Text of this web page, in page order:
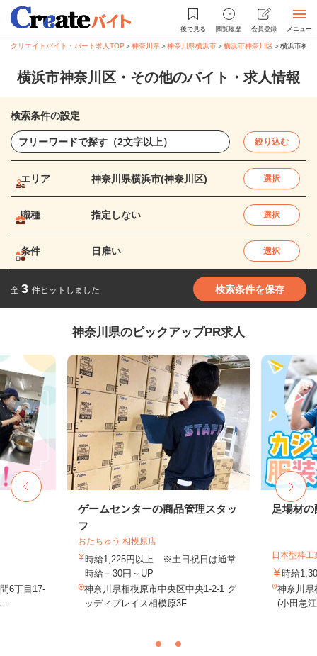
後で見る 閲覧履歴 会員登録 メニュー
クリエイトバイト・パート求人TOP ＞神奈川県＞神奈川県横浜市＞横浜市神奈川区＞横浜市神
横浜市神奈川区・その他のバイト・求人情報
検索条件の設定
絞り込む
エリア 神奈川県横浜市(神奈川区) 選択
職種 指定しない 選択
条件 日雇い 選択
全 3 件ヒットしました 検索条件を保存
神奈川県のピックアップPR求人
6丁目17-
ゲームセンターの商品管理スタッ
フ
おたちゅう 相模原店
時給1,225円以上 ※土日祝日は通常
時給＋30円～UP
神奈川県相模原市中央区中央1-2-1 グ
ッディプレイス相模原3F
足場材
日本型枠
時給
神奈川県
(小田急